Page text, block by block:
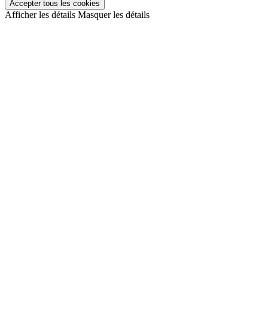
Accepter tous les cookies
Afficher les détails Masquer les détails